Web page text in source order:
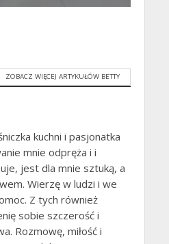
ZOBACZ WIĘCEJ ARTYKUŁÓW BETTY
kuchni i pasjonatka
mnie odpręża i i
jest dla mnie sztuką, a
Wierzę w ludzi i we
Z tych również
sobie szczerość i
Rozmowę, miłość i